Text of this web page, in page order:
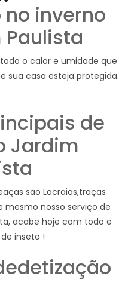
inverno
o calor e umidade que
sua casa esteja protegida.
de
Jardim
são Lacraias,traças
nosso serviço de
acabe hoje com todo e
inseto !